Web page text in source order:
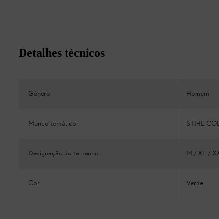
Detalhes técnicos
Género Homem
Mundo temático STIHL
Designação do tamanho M / XL /
Cor Verde